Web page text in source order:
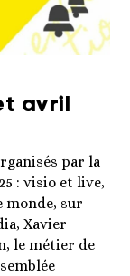
avril
par la
: visio et live,
monde, sur
Xavier
le métier de